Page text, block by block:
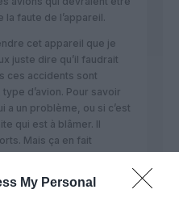
My Personal
la faute de l’appareil.
cet appareil que je
juste dire qu’il faudrait
ces accidents sont
d’avion. Pour savoir
a un problème, ou si c’est
qui est à blâmer. Il
Mais ça en fait
RÉPONDRE